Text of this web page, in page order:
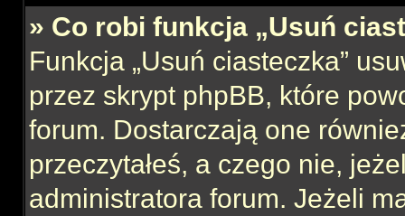
» Co robi funkcja „Usuń
Funkcja „Usuń ciasteczka”
przez skrypt phpBB, które
forum. Dostarczają one
przeczytałeś, a czego nie,
administratora forum. Jeżeli